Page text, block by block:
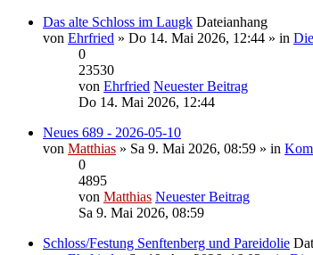
Das alte Schloss im Laugk Dateianhang
von Ehrfried » Do 14. Mai 2026, 12:44 » in
0
23530
von Ehrfried Neuester Beitrag
Do 14. Mai 2026, 12:44
Neues 689 - 2026-05-10
von Matthias » Sa 9. Mai 2026, 08:59 » in
0
4895
von Matthias Neuester Beitrag
Sa 9. Mai 2026, 08:59
Schloss/Festung Senftenberg und Pareidolie